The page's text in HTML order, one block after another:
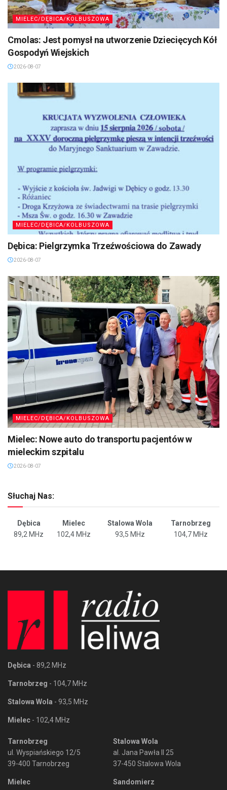
MIELEC/DĘBICA/KOLBUSZOWA
Cmolas: Jest pomysł na utworzenie Dziecięcych Kół
Gospodyń Wiejskich
2026-08-07
MIELEC/DĘBICA/KOLBUSZOWA
Dębica: Pielgrzymka Trzeźwościowa do Zawady
2026-08-07
MIELEC/DĘBICA/KOLBUSZOWA
Mielec: Nowe auto do transportu pacjentów w
mieleckim szpitalu
2026-08-07
Słuchaj Nas:
Dębica Mielec Stalowa Wola
Tarnobrzeg
89,2 MHz
102,4 MHz 93,5 MHz 104,7 MHz
Dębica - 89,2 MHz
Tarnobrzeg - 104,7 MHz
Stalowa Wola - 93,5 MHz
Mielec - 102,4 MHz
Tarnobrzeg
ul. Wyspiańskiego 12/5
39-400 Tarnobrzeg
Mielec
Stalowa Wola
al. Jana Pawła II 25
37-450 Stalowa Wola
Sandomierz